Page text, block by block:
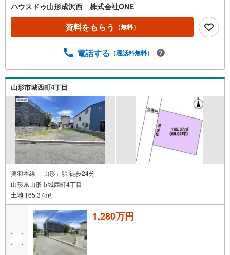
ハウスドゥ山形成沢西 株式会社ONE
資料をもらう （無料）
電話する （通話料無料）
山形市城西町4丁目
奥羽本線 「山形」駅 徒歩24分
山形県山形市城西町4丁目
土地165.37m2
1,280万円